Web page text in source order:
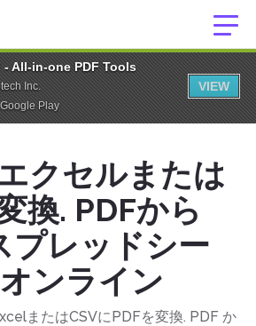
- All-in-one PDF Tools
Inc.
Play
VIEW
クセルまたは
換. PDFから
プレッドシー
ンライン
またはCSVにPDFを変換. PDF か